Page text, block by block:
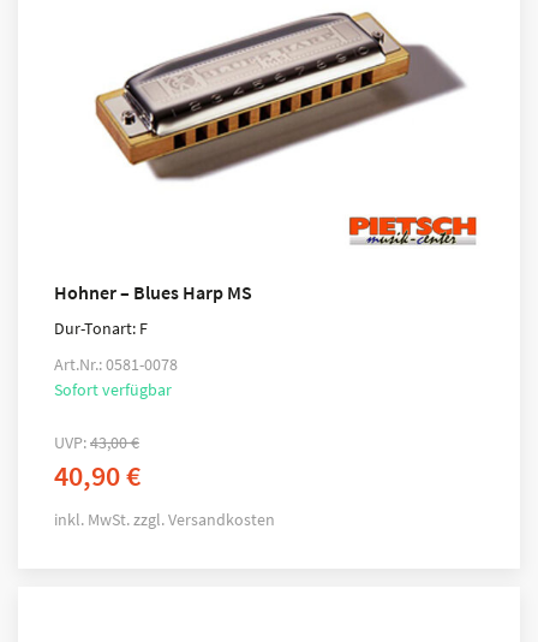
Hohner – Blues Harp MS
Dur-Tonart: F
Art.Nr.: 0581-0078
Sofort verfügbar
UVP:43,00€
40,90€
inkl. MwSt.zzgl.Versandkosten